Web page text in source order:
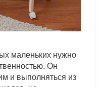
маленьких нужно
Он
и выполняться из